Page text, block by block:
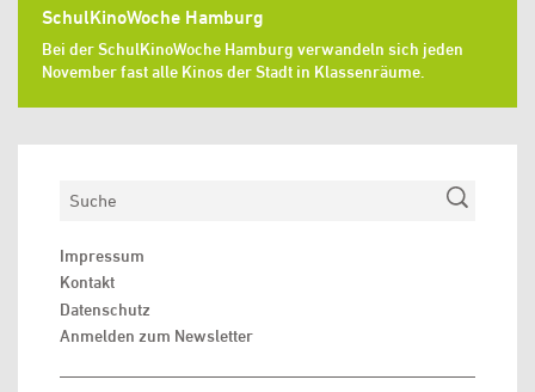
SchulKinoWoche Hamburg
Bei der SchulKinoWoche Hamburg verwandeln sich jeden
November fast alle Kinos der Stadt in Klassenräume.
Suchen
Impressum
Kontakt
Datenschutz
Anmelden zum Newsletter